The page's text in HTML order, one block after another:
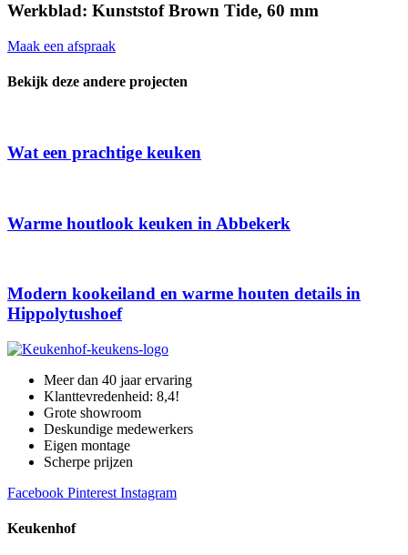
Werkblad: Kunststof Brown Tide, 60 mm
Maak een afspraak
Bekijk deze andere projecten
Wat een prachtige keuken
Warme houtlook keuken in Abbekerk
Modern kookeiland en warme houten details in
Hippolytushoef
Meer dan 40 jaar ervaring
Klanttevredenheid: 8,4!
Grote showroom
Deskundige medewerkers
Eigen montage
Scherpe prijzen
Facebook Pinterest Instagram
Keukenhof